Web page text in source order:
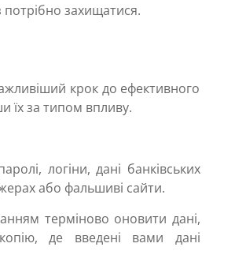
захищатися.
крок до ефективного
їх за типом впливу.
логіни, дані банківських
або фальшиві сайти.
терміново оновити дані,
де введені вами дані